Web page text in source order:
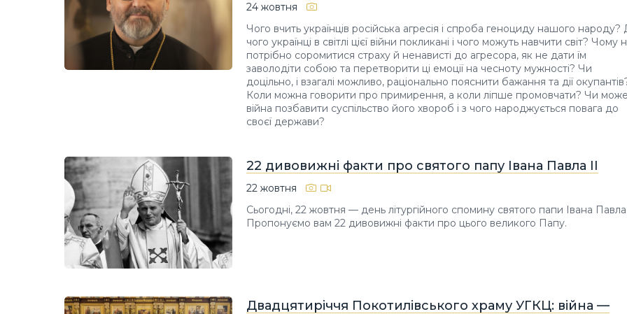
24 жовтня
Чого вчить українців російська агресія і спроба геноциду нашого народу?
чого українці в світлі цієї війни покликані і чого можуть навчити світ? Чому
потрібно соромитися страху й ненависті до агресора, як не дати їм
заволодіти собою та перетворити ці емоції на чесноту мужності? Чи
доцільно, і взагалі можливо, раціонально пояснити бажання та дії
Коли можна говорити про примирення, а коли ліпше промовчати? Чи
війна позбавити суспільство його хвороб і з чого народжується повага до
своєї держави?
22 дивовижні факти про святого папу Івана Павла ІІ
22 жовтня
Сьогодні, 22 жовтня — день літургійного спомину святого папи Івана Павла
Пропонуємо вам 22 дивовижні факти про цього великого Папу.
Двадцятиріччя Покотилівського храму УГКЦ: війна —